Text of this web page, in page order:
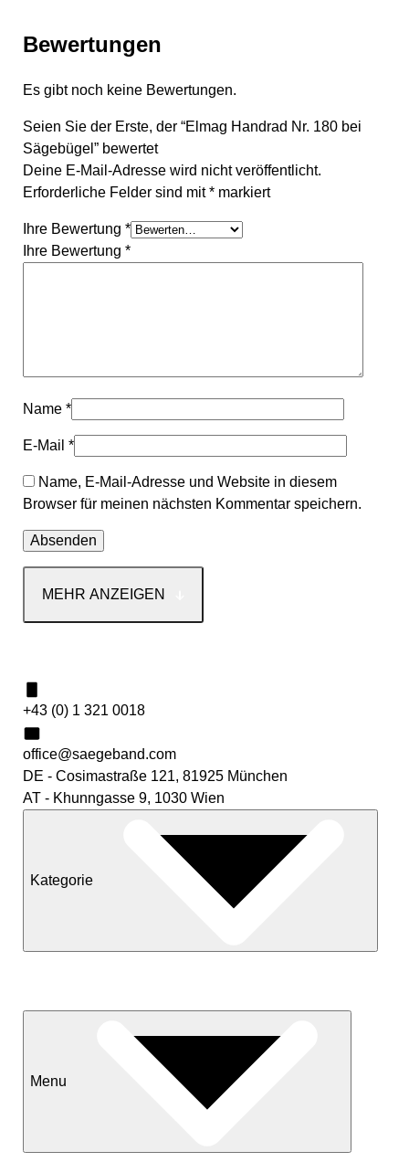
Bewertungen
Es gibt noch keine Bewertungen.
Seien Sie der Erste, der “Elmag Handrad Nr. 180 bei
Sägebügel” bewertet
Deine E-Mail-Adresse wird nicht veröffentlicht.
Erforderliche Felder sind mit* markiert
Ihre Bewertung *
Ihre Bewertung *
Name *
E-Mail *
Name, E-Mail-Adresse und Website in diesem
Browser für meinen nächsten Kommentar speichern.
MEHR ANZEIGEN
+43 (0) 1 321 0018
office@saegeband.com
DE - Cosimastraße 121, 81925 München
AT - Khunngasse 9, 1030 Wien
Kategorie
Menu